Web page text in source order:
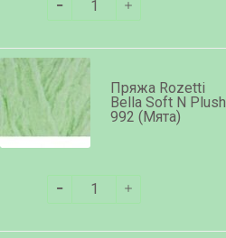
Пряжа Rozetti
Bella Soft N Plush
992 (Мята)